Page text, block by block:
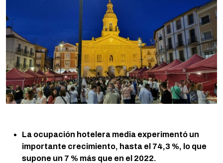
La ocupación hotelera media experimentó un
importante crecimiento, hasta el 74,3 %, lo que
supone un 7 % más que en el 2022.